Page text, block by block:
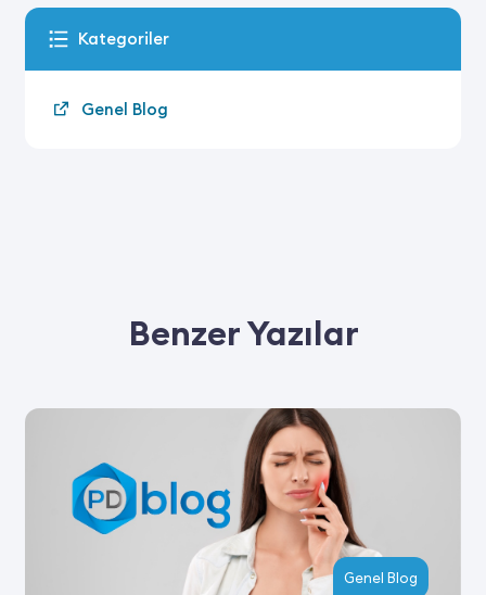
Kategoriler
Genel Blog
Benzer Yazılar
Genel Blog